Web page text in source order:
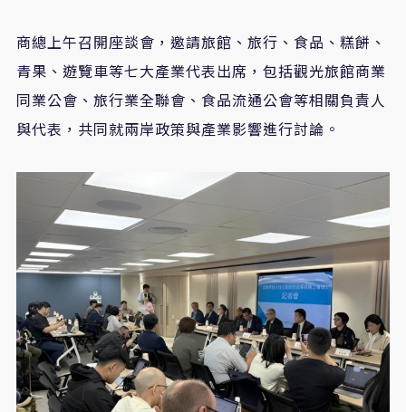
商總上午召開座談會，邀請旅館、旅行、食品、糕餅、
青果、遊覽車等七大產業代表出席，包括觀光旅館商業
同業公會、旅行業全聯會、食品流通公會等相關負責人
與代表，共同就兩岸政策與產業影響進行討論。